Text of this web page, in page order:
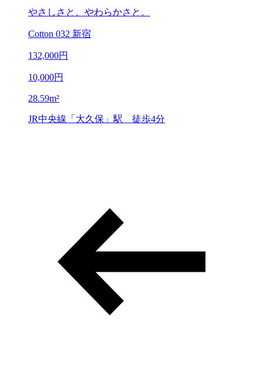
やさしさと、やわらかさと。
Cotton 032 新宿
132,000円
10,000円
28.59m²
JR中央線「大久保」駅 徒歩4分